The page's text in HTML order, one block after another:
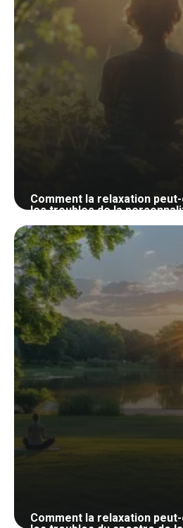
Comment la relaxation
les troubles de la
30 mai 2024
Comment la relaxation